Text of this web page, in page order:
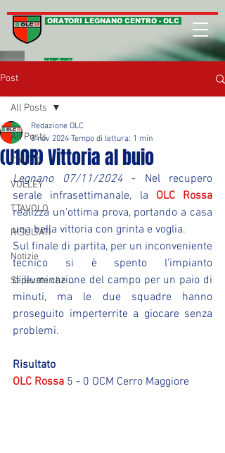
ORATORI LEGNANO CENTRO - OLC
sito ufficiale
Post
All Posts
CALCIO
VOLLEY
T.TAVOLO
RISULTATI
Notizie
Sapevate che ...
All Posts
(U10R) Vittoria al buio
Redazione OLC
8 nov 2024 Tempo di lettura: 1 min
Legnano 07/11/2024 - Nel recupero
serale infrasettimanale, la OLC Rossa
realizza un'ottima prova, portando a casa
una bella vittoria con grinta e voglia.
Sul finale di partita, per un inconveniente
tecnico si è spento l'impianto
d'illuminazione del campo per un paio di
minuti, ma le due squadre hanno
proseguito imperterrite a giocare senza
problemi.
Risultato
OLC Rossa 5 - 0 OCM Cerro Maggiore